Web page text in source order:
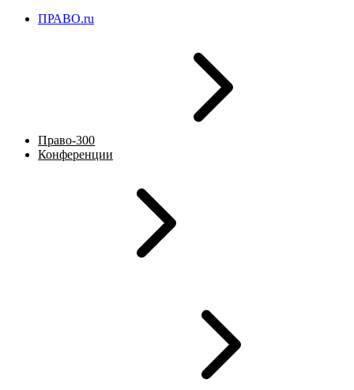
ПРАВО.ru
Право-300
Конференции